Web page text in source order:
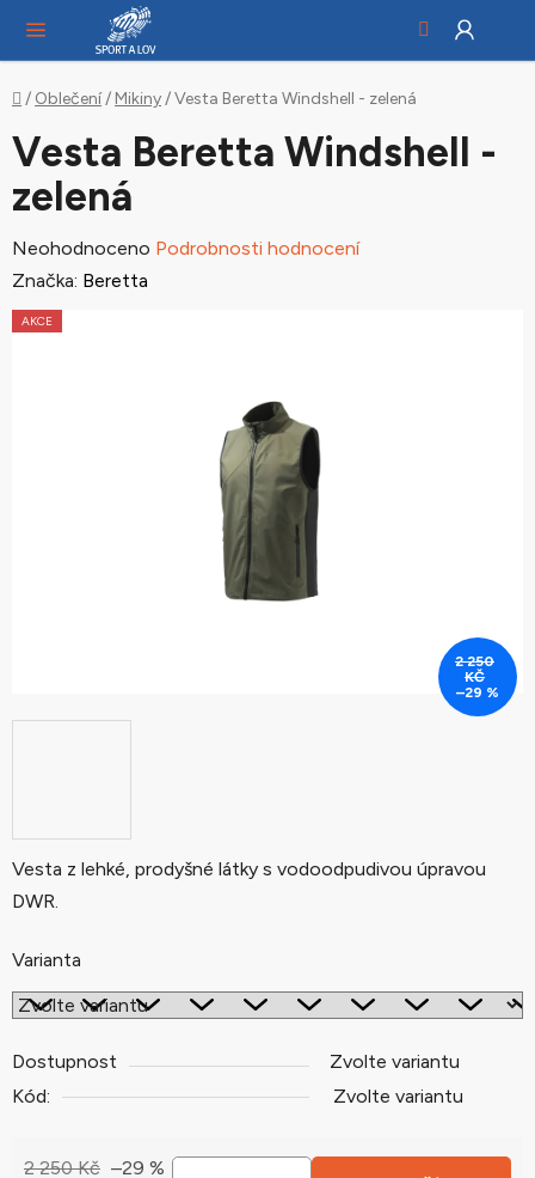
obsah
Domů
/ Oblečení/ Mikiny/Vesta Beretta Windshell - zelená
Vesta z lehké, prodyšné látky s vodoodpudivou úpravou
DWR.
Varianta
Dostupnost
Zvolte variantu
Kód:
Zvolte variantu
2 250 Kč –29 %
Vesta Beretta Windshell -
zelená
Průměrné
hodnocení
produktu
Neohodnoceno Podrobnosti hodnocení
Značka: Beretta
AKCE
2 250
KČ
–29 %